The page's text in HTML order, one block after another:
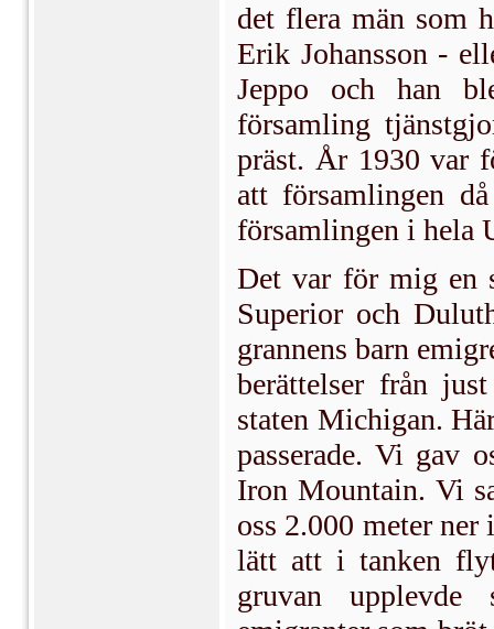
det flera män som
Erik Johansson -
Jeppo och han
församling
präst. År 1930 var
att församlingen
församlingen i hela
Det var för mig en
Superior och
grannens barn
berättelser från
staten Michigan.
passerade. Vi gav
Iron Mountain. Vi
oss 2.000 meterner i
lätt att i tanken
gruvan